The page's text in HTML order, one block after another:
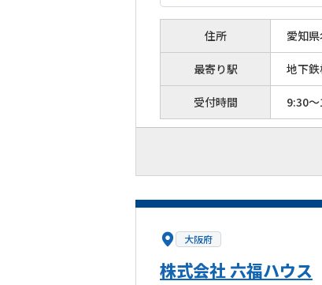
住所 愛知
最寄り駅 地下
受付時間 9:30
大阪府
株式会社 六福ハウス